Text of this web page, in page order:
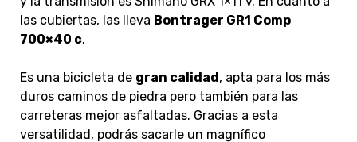
las cubiertas, las lleva Bontrager GR1 Comp
700×40 c.
Es una bicicleta de gran calidad, apta para los más
duros caminos de piedra pero también para las
carreteras mejor asfaltadas. Gracias a esta
versatilidad, podrás sacarle un magnífico